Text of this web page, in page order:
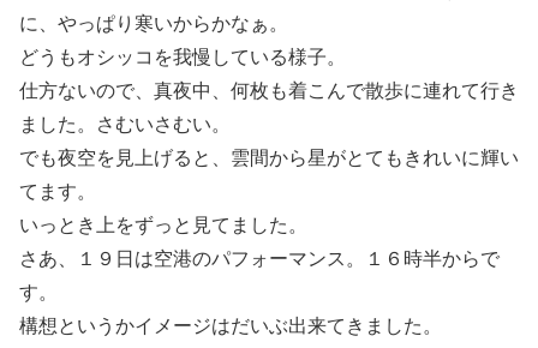
に、やっぱり寒いからかなぁ。
どうもオシッコを我慢している様子。
仕方ないので、真夜中、何枚も着こんで散歩に連れて行き
ました。さむいさむい。
でも夜空を見上げると、雲間から星がとてもきれいに輝い
てます。
いっとき上をずっと見てました。
さあ、１９日は空港のパフォーマンス。１６時半からで
す。
構想というかイメージはだいぶ出来てきました。